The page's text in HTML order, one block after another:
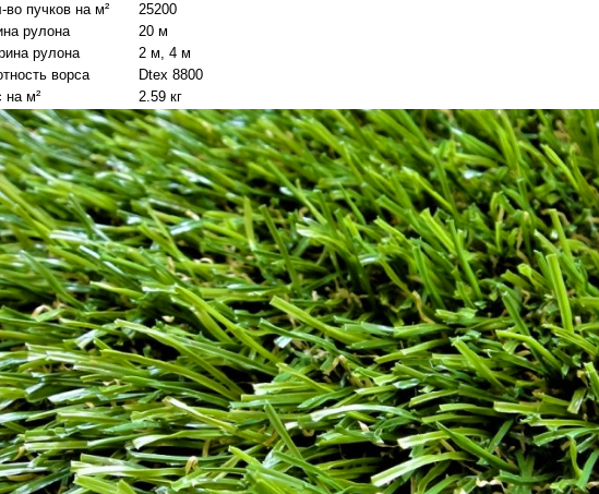
во пучков на м²
25200
рулона
20 м
рулона
2 м, 4 м
ворса
Dtex 8800
на м²
2.59 кг